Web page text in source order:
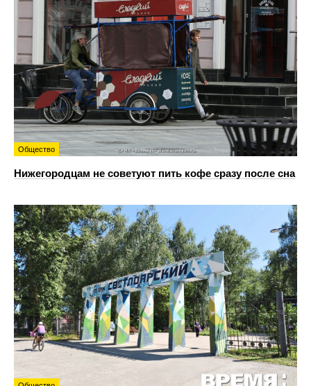
Общество
Нижегородцам не советуют пить кофе сразу после сна